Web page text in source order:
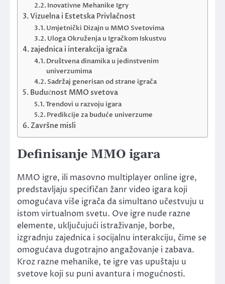
Inovativne Mehanike Igry
Vizuelna i Estetska Privlačnost
Umjetnički Dizajn u MMO Svetovima
Uloga Okruženja u Igračkom Iskustvu
zajednica i interakcija igrača
Društvena dinamika u jedinstvenim
univerzumima
Sadržaj generisan od strane igrača
Budućnost MMO svetova
Trendovi u razvoju igara
Predikcije za buduće univerzume
Završne misli
Definisanje MMO igara
MMO igre, ili masovno multiplayer online igre,
predstavljaju specifičan žanr video igara koji
omogućava više igrača da simultano učestvuju u
istom virtualnom svetu. Ove igre nude razne
elemente, uključujući istraživanje, borbe,
izgradnju zajednica i socijalnu interakciju, čime se
omogućava dugotrajno angažovanje i zabava.
Kroz razne mehanike, te igre vas upuštaju u
svetove koji su puni avantura i mogućnosti.